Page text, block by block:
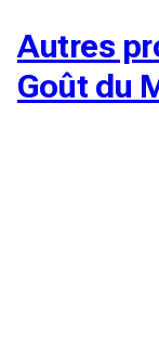
Autres
Goût du